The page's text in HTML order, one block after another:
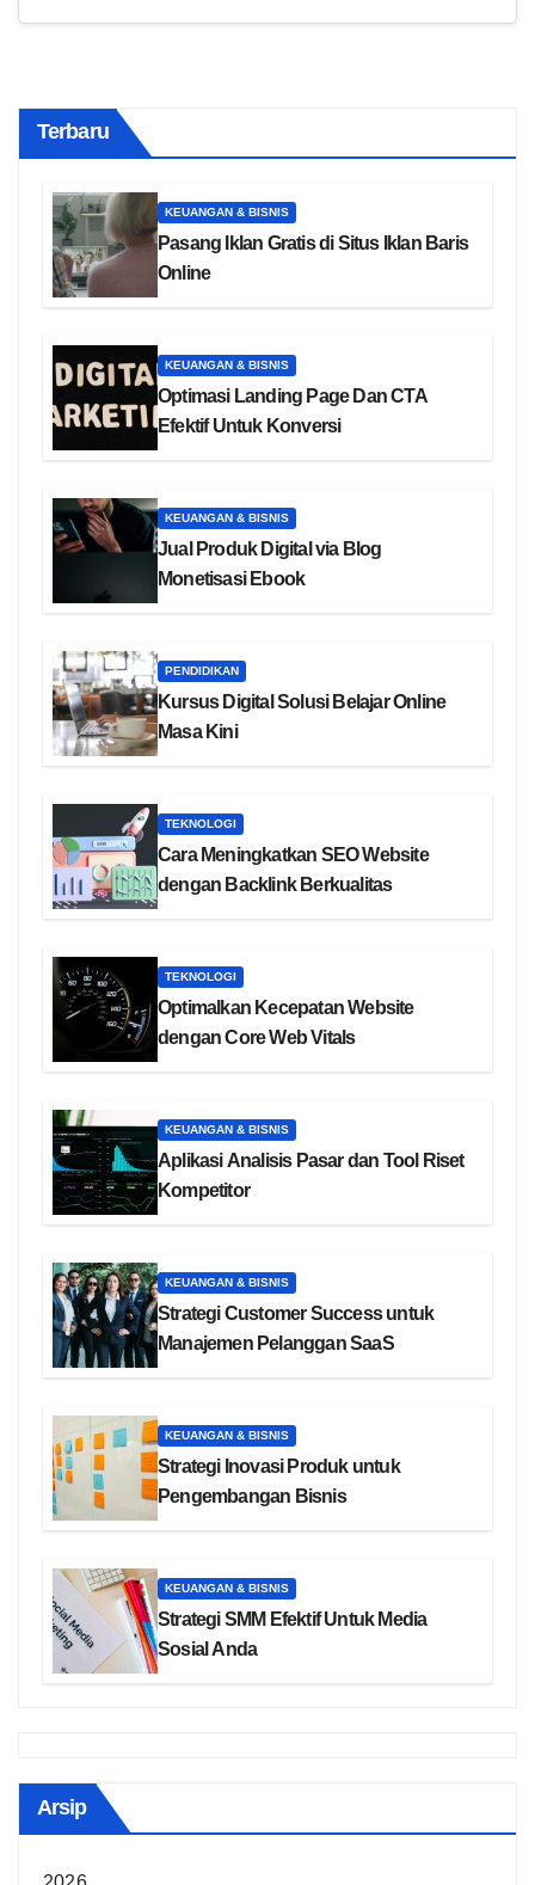
Terbaru
KEUANGAN & BISNIS
Pasang Iklan Gratis di Situs Iklan Baris
Online
KEUANGAN & BISNIS
Optimasi Landing Page Dan CTA
Efektif Untuk Konversi
KEUANGAN & BISNIS
Jual Produk Digital via Blog
Monetisasi Ebook
PENDIDIKAN
Kursus Digital Solusi Belajar Online
Masa Kini
TEKNOLOGI
Cara Meningkatkan SEO Website
dengan Backlink Berkualitas
TEKNOLOGI
Optimalkan Kecepatan Website
dengan Core Web Vitals
KEUANGAN & BISNIS
Aplikasi Analisis Pasar dan Tool Riset
Kompetitor
KEUANGAN & BISNIS
Strategi Customer Success untuk
Manajemen Pelanggan SaaS
KEUANGAN & BISNIS
Strategi Inovasi Produk untuk
Pengembangan Bisnis
KEUANGAN & BISNIS
Strategi SMM Efektif Untuk Media
Sosial Anda
Arsip